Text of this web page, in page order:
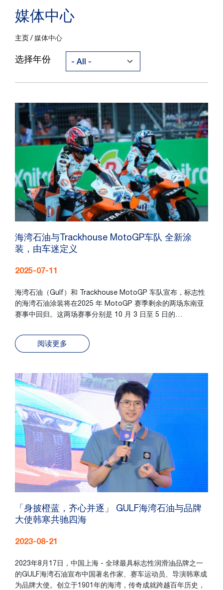
媒体中心
主页 媒体中心
选择年份
海湾石油与Trackhouse MotoGP车队 全新涂
装，由车迷定义
2025-07-11
海湾石油（Gulf）和 Trackhouse MotoGP 车队宣布，标志性
的海湾石油涂装将在2025 年 MotoGP 赛季剩余的两场东南亚
赛事中回归。这两场赛事分别是 10 月 3 日至 5 日的…
阅读更多
「身披橙蓝，齐心并逐」 GULF海湾石油与品牌
大使韩寒共驰四海
2023-08-21
2023年8月17日，中国上海 - 全球最具标志性润滑油品牌之一
的GULF海湾石油宣布中国著名作家、赛车运动员、导演韩寒成
为品牌大使。创立于1901年的海湾，传奇成就跨越百年历史，